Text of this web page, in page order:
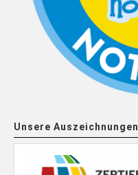
Unsere Auszeichnungen